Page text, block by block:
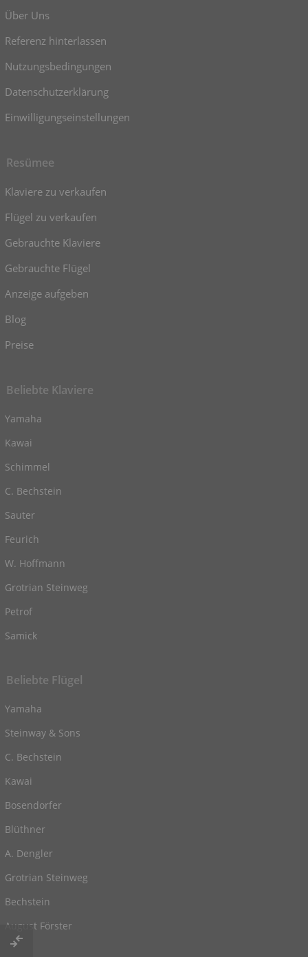
Über Uns
Referenz hinterlassen
Nutzungsbedingungen
Datenschutzerklärung
Einwilligungseinstellungen
Resümee
Klaviere zu verkaufen
Flügel zu verkaufen
Gebrauchte Klaviere
Gebrauchte Flügel
Anzeige aufgeben
Blog
Preise
Beliebte Klaviere
Yamaha
Kawai
Schimmel
C. Bechstein
Sauter
Feurich
W. Hoffmann
Grotrian Steinweg
Petrof
Samick
Beliebte Flügel
Yamaha
Steinway & Sons
C. Bechstein
Kawai
Bosendorfer
Blüthner
A. Dengler
Grotrian Steinweg
Bechstein
August Förster